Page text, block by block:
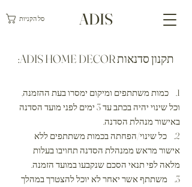
ADIS סל הקניות
תקנון סדנאות ADIS HOME DECOR:
1. כמות משתתפים ומיקום ימסרו בעת ההזמנה,
וכל שינוי יהיה בכתב עד 3 ימים לפני מועד הסדנה
באישור מנהלת הסדנה.
2. כל שינוי/הפחתה בכמות משתתפים ללא
אישור מראש ממנהלת הסדנה תחויבו בעלות
מלאה לפי תנאי הסכם שנקבעו במועד הזמנה.
3. משתתף אשר יאחר לא יוכל להצטרך במהלך